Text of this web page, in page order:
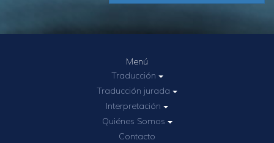
Menú
Traducción
Traducción jurada
Interpretación
Quiénes Somos
Contacto